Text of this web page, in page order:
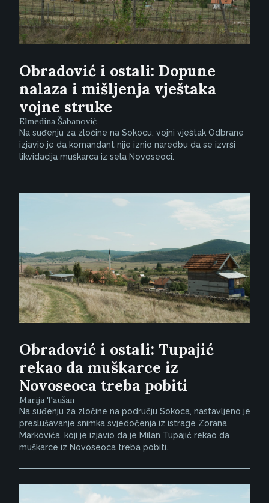
Obradović i ostali: Dopune
nalaza i mišljenja vještaka
vojne struke
Elmedina Šabanović
Na suđenju za zločine na Sokocu, vojni vještak Odbrane
izjavio je da komandant nije iznio naredbu da se izvrši
likvidacija muškarca iz sela Novoseoci.
Obradović i ostali: Tupajić
rekao da muškarce iz
Novoseoca treba pobiti
Marija Taušan
Na suđenju za zločine na području Sokoca, nastavljeno je
preslušavanje snimka svjedočenja iz istrage Zorana
Markovića, koji je izjavio da je Milan Tupajić rekao da
muškarce iz Novoseoca treba pobiti.